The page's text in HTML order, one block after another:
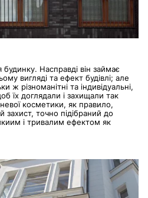
Насправді він займає
вигляді та ефект будівлі; але
ж різноманітні та індивідуальні,
їх доглядали і захищали так
косметики, як правило,
точно підібраний до
і тривалим ефектом як